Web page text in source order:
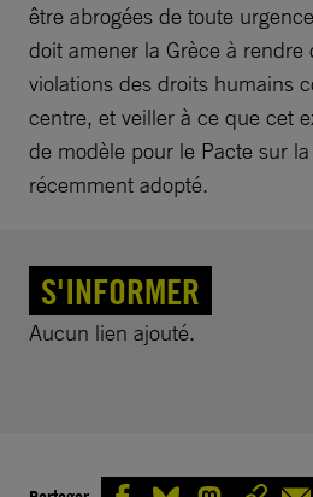
être abrogées de toute
doit amener la Grèce à
violations des droits humains
centre, et veiller à ce que cet
de modèle pour le Pacte sur
récemment adopté.
S'INFORMER
Aucun lien ajouté.